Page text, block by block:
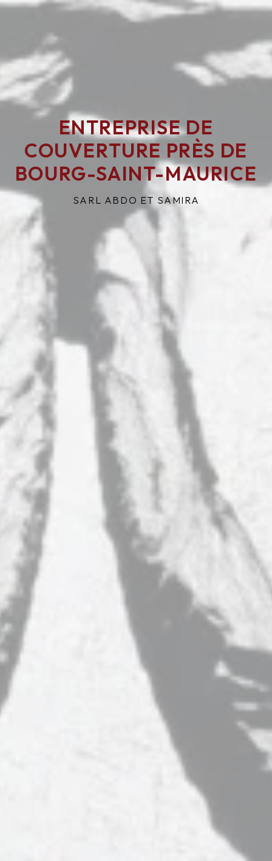
ENTREPRISE DE
COUVERTURE PRÈS DE
BOURG-SAINT-MAURICE
SARL ABDO ET SAMIRA